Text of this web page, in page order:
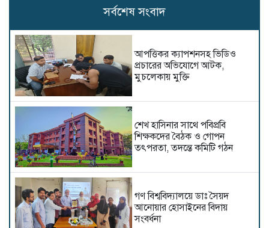
সর্বশেষ সংবাদ
আপত্তিকর ক্যাপশনসহ ভিডিও
প্রচারের অভিযোগে আটক,
মুচলেকায় মুক্তি
শেখ হাসিনার সাথে পবিপ্রবি
শিক্ষকদের বৈঠক ও গোপন
তৎপরতা, তদন্তে কমিটি গঠন
গণ বিশ্ববিদ্যালয়ে ডাঃ সৈয়দ
আনোয়ার হোসাইনের বিদায়
সংবর্ধনা